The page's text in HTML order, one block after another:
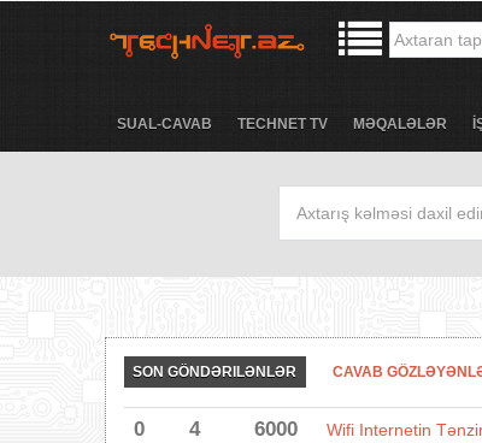
SUAL-CAVAB TECHNET TV MƏQALƏLƏR
SON GÖNDƏRILƏNLƏR CAVAB
0 4 6000 Wifi Internetin